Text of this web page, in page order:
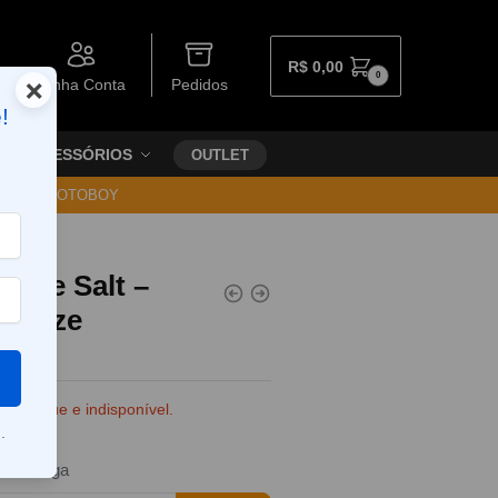
Minha Conta Pedidos
R$ 0,00 0
ACESSÓRIOS OUTLET
VIA MOTOBOY
Salt –
estoque e indisponível.
entrega
×